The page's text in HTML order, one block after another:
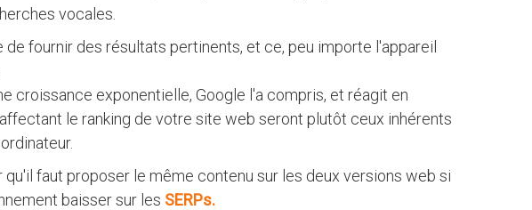
vocales.
de fournir des résultats pertinents, et ce, peu importe l'appareil
croissance exponentielle, Google l'a compris, et réagit en
le ranking de votre site web seront plutôt ceux inhérents
faut proposer le même contenu sur les deux versions web si
baisser sur les SERPs.